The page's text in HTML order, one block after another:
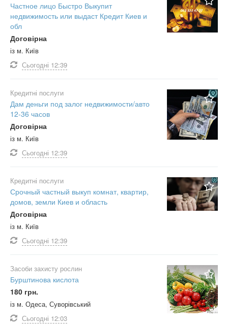
Частное лицо Быстро Выкупит
недвижимость или выдаст Кредит Киев и
обл
Договірна
із м. Київ
Сьогодні 12:39
Кредитні послуги
Дам деньги под залог недвижимости/авто
12-36 часов
Договірна
із м. Київ
Сьогодні 12:39
Кредитні послуги
Срочный частный выкуп комнат, квартир,
домов, земли Киев и область
Договірна
із м. Київ
Сьогодні 12:39
Засоби захисту рослин
Бурштинова кислота
180 грн.
із м. Одеса, Суворівський
Сьогодні 12:03